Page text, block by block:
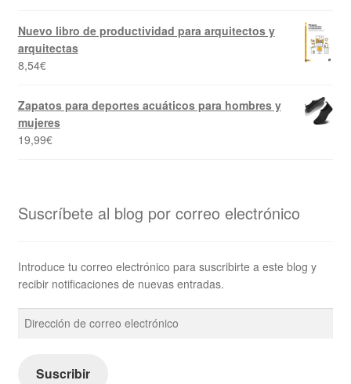
Nuevo libro de productividad para arquitectos y
arquitectas
8,54€
Zapatos para deportes acuáticos para hombres y
mujeres
19,99€
Suscríbete al blog por correo electrónico
Introduce tu correo electrónico para suscribirte a este blog y
recibir notificaciones de nuevas entradas.
Dirección
de
electrónico
Suscribir